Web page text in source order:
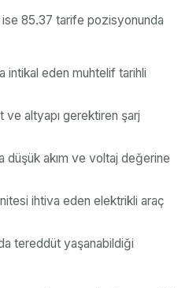
ise 85.37 tarife pozisyonunda
intikal eden muhtelif tarihli
altyapı gerektiren şarj
düşük akım ve voltaj değerine
ihtiva eden elektrikli araç
tereddüt yaşanabildiği